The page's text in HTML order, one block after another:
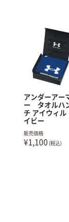
アンダーアー
ー タオルハ
チ アイウィ
イビー
販売価格
¥1,100 (税込)